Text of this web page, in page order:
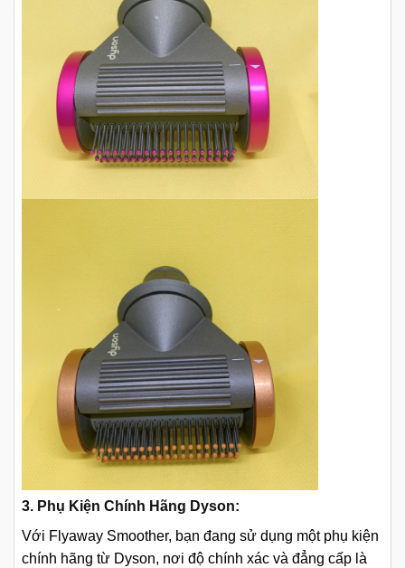
3. Phụ Kiện Chính Hãng Dyson:
Với Flyaway Smoother, bạn đang sử dụng một phụ kiện
chính hãng từ Dyson, nơi độ chính xác và đẳng cấp là